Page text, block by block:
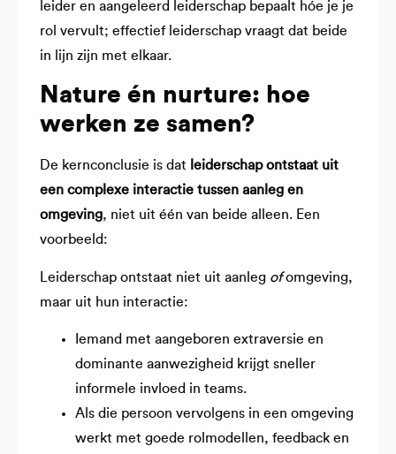
leider en aangeleerd leiderschap bepaalt hóe je je
rol vervult; effectief leiderschap vraagt dat beide
in lijn zijn met elkaar.
Nature én nurture: hoe
werken ze samen?
De kernconclusie is dat leiderschap ontstaat uit
een complexe interactie tussen aanleg en
omgeving, niet uit één van beide alleen. Een
voorbeeld:
Leiderschap ontstaat niet uit aanleg ofomgeving,
maar uit hun interactie:
Iemand met aangeboren extraversie en
dominante aanwezigheid krijgt sneller
informele invloed in teams.
Als die persoon vervolgens in een omgeving
werkt met goede rolmodellen, feedback en